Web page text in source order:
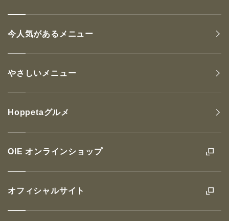
OIE オンラインショップ
オフィシャルサイト
今人気があるメニュー
やさしいメニュー
Hoppetaグルメ